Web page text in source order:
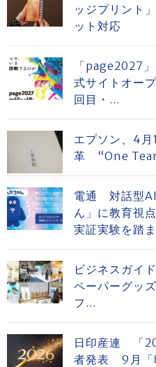
ッジプリント
ット対応
「page2027
式サイトオー
回目・...
エプソン、4月
革 “One
電通 対話型AI
ん」に教育視
実証実験を踏
ビジネスガイ
ペーパーグッ
フ...
日印産連 「
者発表 9月「